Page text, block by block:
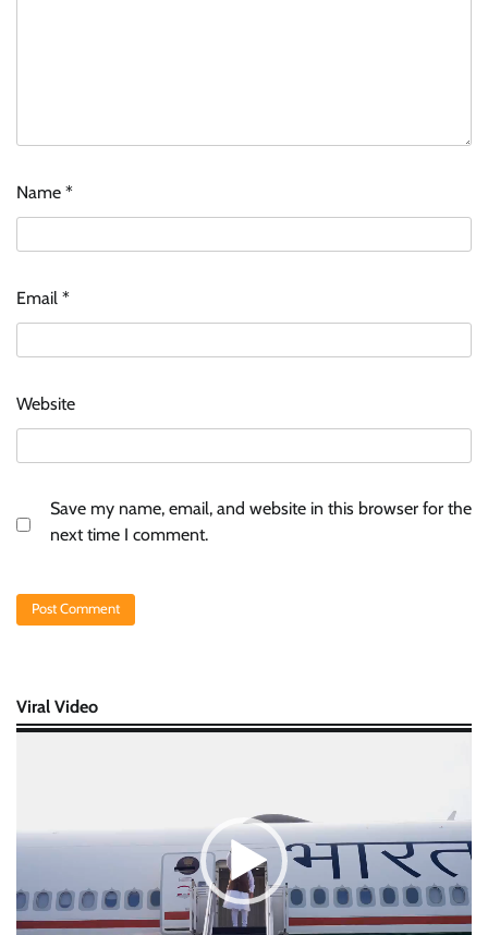
Name *
Email *
Website
Save my name, email, and website in this browser for the
next time I comment.
Viral Video